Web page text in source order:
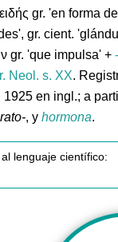
gr. 'en forma
gr. cient.
gr. 'que impulsa' +
Neol. s. XX.
1925 en ingl.; a
, yhormona.
lenguaje científico: